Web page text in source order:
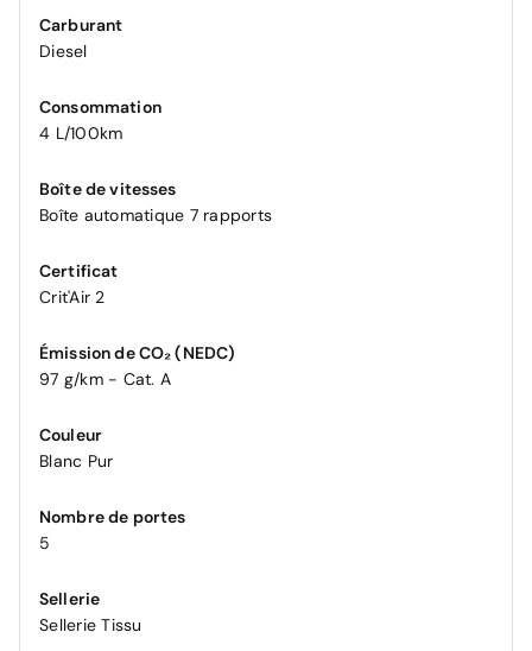
Carburant
Diesel
Consommation
4 L/100km
Boîte de vitesses
Boîte automatique 7 rapports
Certificat
Crit'Air 2
Émission de CO₂ (NEDC)
97 g/km - Cat. A
Couleur
Blanc Pur
Nombre de portes
5
Sellerie
Sellerie Tissu